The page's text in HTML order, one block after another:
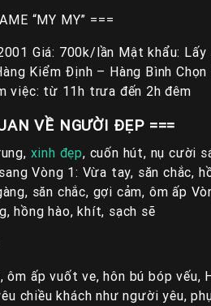
“MY MY” ===
Giá: 700k/lần Mật khẩu:
Kiểm Định – Hàng Bình
việc: từ 11h trưa đến 2h đêm
VỀ NGƯỜI ĐẸP ===
xinh đẹp, cuốn hút, nụ cười
Vòng 1: Vừa tay, săn chắc,
săn chắc, gợi cảm, ôm ấp
hồng hào, khít, sạch sẽ
ôm ấp vuốt ve, hôn bú bóp vếu,
chiều khách như người yêu,